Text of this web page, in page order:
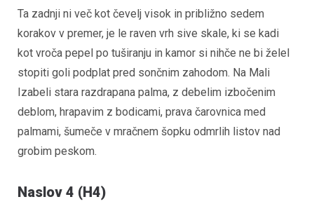
Ta zadnji ni več kot čevelj visok in približno sedem
korakov v premer, je le raven vrh sive skale, ki se kadi
kot vroča pepel po tuširanju in kamor si nihče ne bi želel
stopiti goli podplat pred sončnim zahodom. Na Mali
Izabeli stara razdrapana palma, z debelim izbočenim
deblom, hrapavim z bodicami, prava čarovnica med
palmami, šumeče v mračnem šopku odmrlih listov nad
grobim peskom.
Naslov 4 (H4)